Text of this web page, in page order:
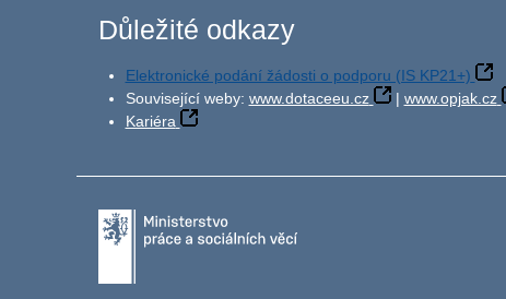
Důležité odkazy
Elektronické podání žádosti o podporu (IS KP21+)
Související weby: www.dotaceeu.cz | www.opjak.cz
Kariéra